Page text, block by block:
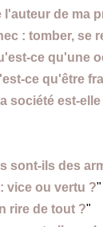
l'auteur de ma
: tomber, se
ce qu'une
ce qu'être
société est-
sont-ils des
vice ou vertu ?"
rire de tout ?"